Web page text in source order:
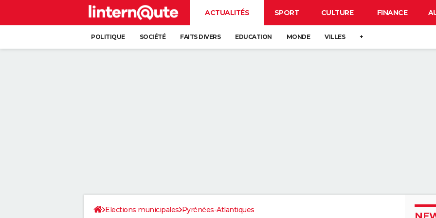
ACTUALITÉS SPORT CULTURE FINANCE
POLITIQUE SOCIÉTÉ FAITS DIVERS EDUCATION MONDE VILLES +
Elections municipales Pyrénées-Atlantiques